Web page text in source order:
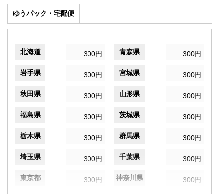
ゆうパック・宅配便
北海道 300円 青森県 300円
岩手県 300円 宮城県 300円
秋田県 300円 山形県 300円
福島県 300円 茨城県 300円
栃木県 300円 群馬県 300円
埼玉県 300円 千葉県 300円
東京都 300円 神奈川県 300円